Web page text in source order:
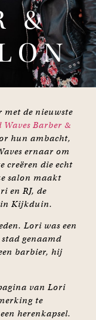
&
met de nieuwste
Waves Barber &
hun ambacht,
ernaar om
creëren die echt
salon maakt
en RJ, de
in Kijkduin.
Lori was een
genaamd
barbier, hij
van Lori
te
herenkapsel.